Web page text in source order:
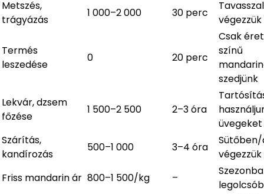
Metszés,
trágyázás
1 000–2 000 30 perc
végezzük
Termés
leszedése
0 20 perc
Csak
színű
szedjünk
Lekvár, dzsem
főzése
1 500–2 500 2–3 óra
üvegeket
Szárítás,
kandírozás
500–1 000 3–4 óra
végezzük
Friss mandarin ár 800–1 500/kg –